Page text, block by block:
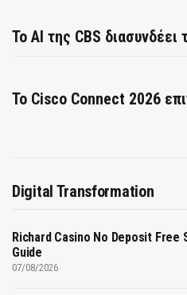
Το AI της CBS
Το Cisco Connect 2026
Digital Transformation
Richard Casino No Deposit
Guide
07/08/2026